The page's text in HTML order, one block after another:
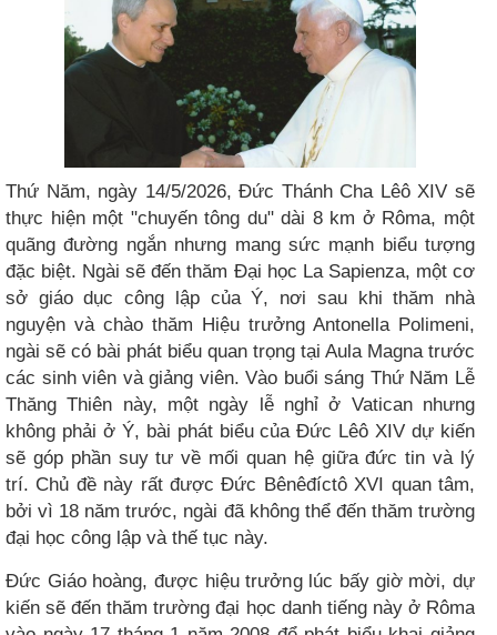
Thứ Năm, ngày 14/5/2026, Đức Thánh Cha Lêô XIV sẽ
thực hiện một "chuyến tông du" dài 8 km ở Rôma, một
quãng đường ngắn nhưng mang sức mạnh biểu tượng
đặc biệt. Ngài sẽ đến thăm Đại học La Sapienza, một cơ
sở giáo dục công lập của Ý, nơi sau khi thăm nhà
nguyện và chào thăm Hiệu trưởng Antonella Polimeni,
ngài sẽ có bài phát biểu quan trọng tại Aula Magna trước
các sinh viên và giảng viên. Vào buổi sáng Thứ Năm Lễ
Thăng Thiên này, một ngày lễ nghỉ ở Vatican nhưng
không phải ở Ý, bài phát biểu của Đức Lêô XIV dự kiến
sẽ góp phần suy tư về mối quan hệ giữa đức tin và lý
trí. Chủ đề này rất được Đức Bênêđíctô XVI quan tâm,
bởi vì 18 năm trước, ngài đã không thể đến thăm trường
đại học công lập và thế tục này.
Đức Giáo hoàng, được hiệu trưởng lúc bấy giờ mời, dự
kiến sẽ đến thăm trường đại học danh tiếng này ở Rôma